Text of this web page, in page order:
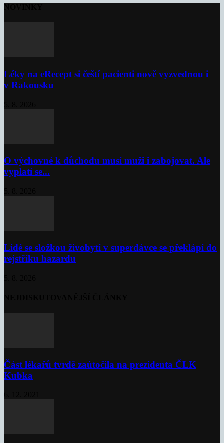
Léky na eRecept si čeští pacienti nově vyzvednou i
v Rakousku
O výchovné k důchodu musí muži i zabojovat. Ale
vyplatí se...
Lidé se složkou živobytí v superdávce se překlápí do
rejstříku hazardu
Část lékařů tvrdě zaútočila na prezidenta ČLK
Kubka